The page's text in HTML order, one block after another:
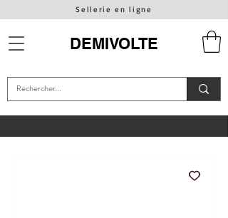
Sellerie en ligne
DEMIVOLTE